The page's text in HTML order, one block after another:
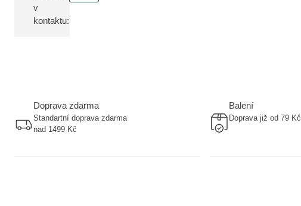
v
kontaktu:
Doprava zdarma
Standartní doprava zdarma
nad 1499 Kč
Balení
Doprava již od 79 Kč